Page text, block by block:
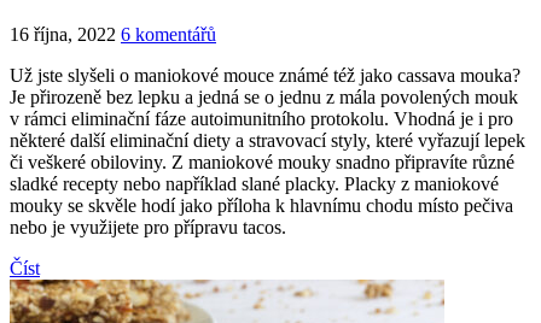
16 října, 2022 6 komentářů
Už jste slyšeli o maniokové mouce známé též jako cassava mouka?
Je přirozeně bez lepku a jedná se o jednu z mála povolených mouk
v rámci eliminační fáze autoimunitního protokolu. Vhodná je i pro
některé další eliminační diety a stravovací styly, které vyřazují lepek
či veškeré obiloviny. Z maniokové mouky snadno připravíte různé
sladké recepty nebo například slané placky. Placky z maniokové
mouky se skvěle hodí jako příloha k hlavnímu chodu místo pečiva
nebo je využijete pro přípravu tacos.
Číst